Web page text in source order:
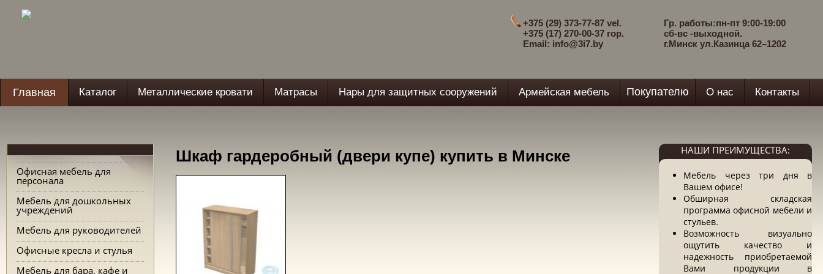
Гр. работы:пн-пт 9:00-19:00
сб-вс -выходной.
г.Минск ул.Казинца 62–1202
+375 (29) 373-77-87 vel.
+375 (17) 270-00-37 гор.
Email: info@3i7.by
Главная Каталог Металлические кровати Матрасы Нары для защитных сооружений Армейская мебель Покупателю О нас Контакты
Офисная мебель для
персонала
Мебель для дошкольных
учреждений
Мебель для руководителей
Офисные кресла и стулья
Мебель для бара, кафе и
Шкаф гардеробный (двери купе) купить в Минске НАШИ ПРЕИМУЩЕСТВА:
Мебель через три дня в
Вашем офисе!
Обширная складская
программа офисной мебели и
стульев.
Возможность визуально
ощутить качество и
надежность приобретаемой
Вами продукции в